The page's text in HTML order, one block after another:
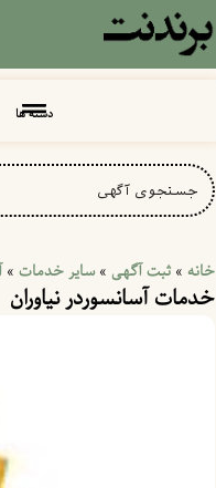
دسته ها
خانه » ثبت آگهی » سایر خدمات »
خدمات آسانسوردر نیاوران